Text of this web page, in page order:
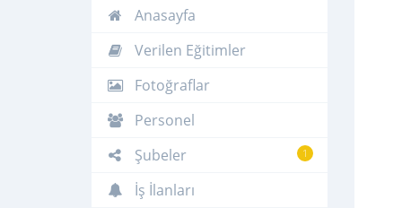
Anasayfa
Verilen Eğitimler
Fotoğraflar
Personel
1
Şubeler
İş İlanları